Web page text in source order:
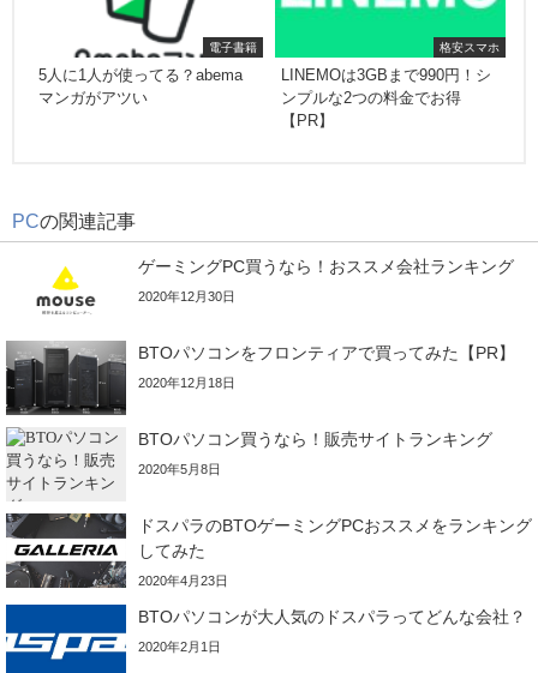
電子書籍
5人に1人が使ってる？abema
マンガがアツい
格安スマホ
LINEMOは3GBまで990円！シ
ンプルな2つの料金でお得
【PR】
PCの関連記事
ゲーミングPC買うなら！おススメ会社ランキング
2020年12月30日
BTOパソコンをフロンティアで買ってみた【PR】
2020年12月18日
BTOパソコン買うなら！販売サイトランキング
2020年5月8日
ドスパラのBTOゲーミングPCおススメをランキング
してみた
2020年4月23日
BTOパソコンが大人気のドスパラってどんな会社？
2020年2月1日